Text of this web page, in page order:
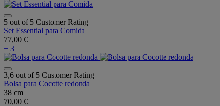
5 out of 5 Customer Rating
Set Essential para Comida
77,00 €
+ 3
3,6 out of 5 Customer Rating
Bolsa para Cocotte redonda
38 cm
70,00 €